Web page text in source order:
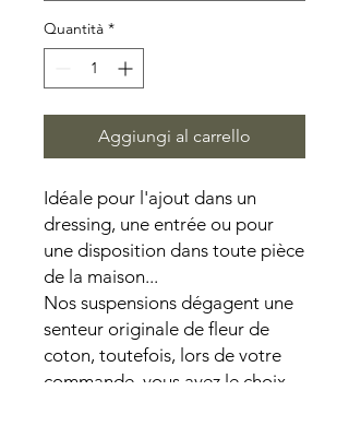
Quantità *
Aggiungi al carrello
Idéale pour l'ajout dans un
dressing, une entrée ou pour
une disposition dans toute pièce
de la maison...
Nos suspensions dégagent une
senteur originale de fleur de
coton, toutefois, lors de votre
commande, vous avez le choix